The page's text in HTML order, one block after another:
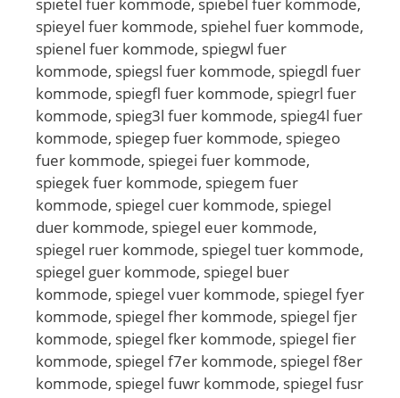
spieyel fuer kommode, spiehel fuer kommode,
spienel fuer kommode, spiegwl fuer
kommode, spiegsl fuer kommode, spiegdl fuer
kommode, spiegfl fuer kommode, spiegrl fuer
kommode, spieg3l fuer kommode, spieg4l fuer
kommode, spiegep fuer kommode, spiegeo
fuer kommode, spiegei fuer kommode,
spiegek fuer kommode, spiegem fuer
kommode, spiegel cuer kommode, spiegel
duer kommode, spiegel euer kommode,
spiegel ruer kommode, spiegel tuer kommode,
spiegel guer kommode, spiegel buer
kommode, spiegel vuer kommode, spiegel fyer
kommode, spiegel fher kommode, spiegel fjer
kommode, spiegel fker kommode, spiegel fier
kommode, spiegel f7er kommode, spiegel f8er
kommode, spiegel fuwr kommode, spiegel fusr